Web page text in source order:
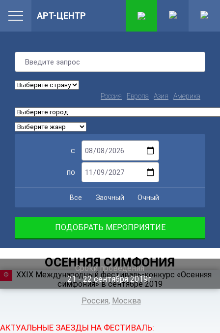
Россия Европа Азия Америка
с
по
Все Заочный Очный
ПОДОБРАТЬ МЕРОПРИЯТИЕ
ОСЕННЯЯ СИМФОНИЯ
Сроки проведения
21 ‐ 22сентября 2019г.
ФЕСТИВАЛЬ
Россия, Москва
АКТУАЛЬНЫЕ ЗАЕЗДЫ НА ФЕСТИВАЛЬ:
АРТ-ЦЕНТР